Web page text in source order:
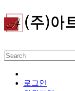
로그인